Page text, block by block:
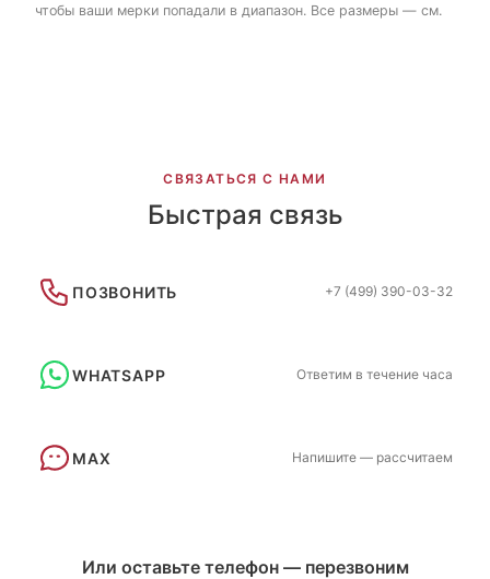
чтобы ваши мерки попадали в диапазон. Все размеры — см.
СВЯЗАТЬСЯ С НАМИ
Быстрая связь
ПОЗВОНИТЬ +7 (499) 390-03-32
WHATSAPP Ответим в течение часа
MAX Напишите — рассчитаем
Или оставьте телефон — перезвоним